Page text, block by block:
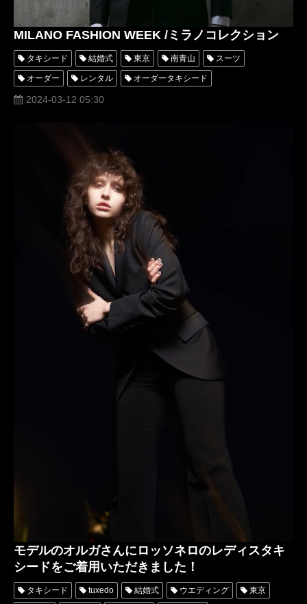
MILANO FASHION WEEK /ミラノコレクション
タキシード 結婚式 東京 南青山 スーツ
オーダー レンタル オーダータキシード
レンタルタキシード
レンタルタキシード東京
タキシードレンタル タキシードオーダー東京
タキシードレンタル東京 エナメル靴
タキシードオーダー名古屋 タキシードレンタル名古屋
ダニエルクレイグ 埼玉
オーダータキシード横浜 レンタルタキシード横浜
タキシードオーダー横浜 タキシードレンタル横浜
2024-03-12 05:30
モデルのオルガさんにロッソネロのレディスタキ
シードをご着用いただきました！
タキシード tuxedo 結婚式 ウエディング 東京